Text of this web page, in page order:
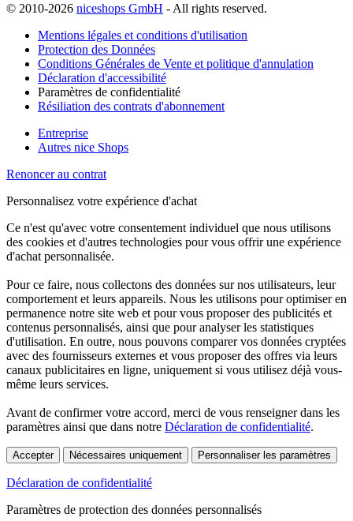
© 2010-2026 niceshops GmbH - All rights reserved.
Mentions légales et conditions d'utilisation
Protection des Données
Conditions Générales de Vente et politique d'annulation
Déclaration d'accessibilité
Paramètres de confidentialité
Résiliation des contrats d'abonnement
Entreprise
Autres nice Shops
Renoncer au contrat
Personnalisez votre expérience d'achat
Ce n'est qu'avec votre consentement individuel que nous utilisons
des cookies et d'autres technologies pour vous offrir une expérience
d'achat personnalisée.
Pour ce faire, nous collectons des données sur nos utilisateurs, leur
comportement et leurs appareils. Nous les utilisons pour optimiser en
permanence notre site web et pour vous proposer des publicités et
contenus personnalisés, ainsi que pour analyser les statistiques
d'utilisation. En outre, nous pouvons comparer vos données cryptées
avec des fournisseurs externes et vous proposer des offres via leurs
canaux publicitaires en ligne, uniquement si vous utilisez déjà vous-
même leurs services.
Avant de confirmer votre accord, merci de vous renseigner dans les
paramètres ainsi que dans notre Déclaration de confidentialité.
Accepter Nécessaires uniquement Personnaliser les paramètres
Déclaration de confidentialité
Paramètres de protection des données personnalisés